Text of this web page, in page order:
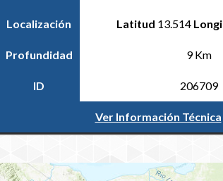
Localización Latitud 13.514
Profundidad 9 Km
ID 206709
Ver Información Técnica
Volver al Catálogo Regional